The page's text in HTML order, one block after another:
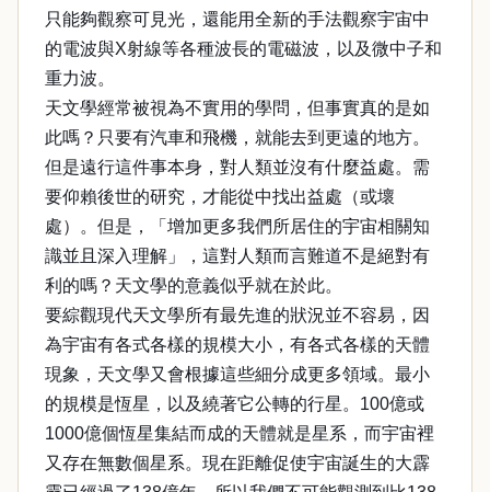
只能夠觀察可見光，還能用全新的手法觀察宇宙中
的電波與X射線等各種波長的電磁波，以及微中子和
重力波。
天文學經常被視為不實用的學問，但事實真的是如
此嗎？只要有汽車和飛機，就能去到更遠的地方。
但是遠行這件事本身，對人類並沒有什麼益處。需
要仰賴後世的研究，才能從中找出益處（或壞
處）。但是，「增加更多我們所居住的宇宙相關知
識並且深入理解」，這對人類而言難道不是絕對有
利的嗎？天文學的意義似乎就在於此。
要綜觀現代天文學所有最先進的狀況並不容易，因
為宇宙有各式各樣的規模大小，有各式各樣的天體
現象，天文學又會根據這些細分成更多領域。最小
的規模是恆星，以及繞著它公轉的行星。100億或
1000億個恆星集結而成的天體就是星系，而宇宙裡
又存在無數個星系。現在距離促使宇宙誕生的大霹